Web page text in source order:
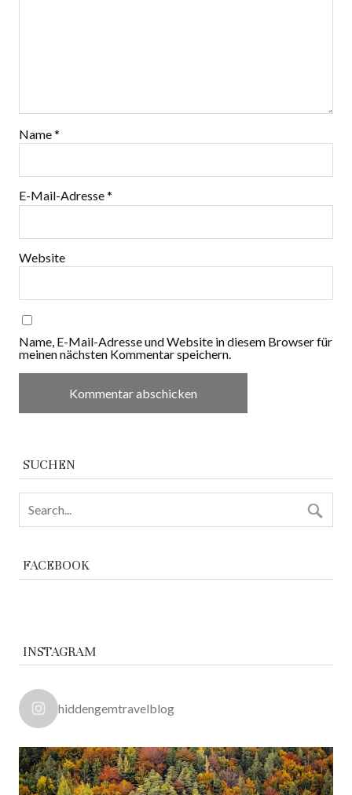
Name*
E-Mail-Adresse*
Website
Name, E-Mail-Adresse und Website in diesem Browser für
meinen nächsten Kommentar speichern.
SUCHEN
FACEBOOK
INSTAGRAM
hiddengemtravelblog